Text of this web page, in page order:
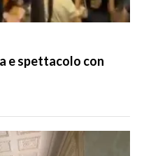
e spettacolo con